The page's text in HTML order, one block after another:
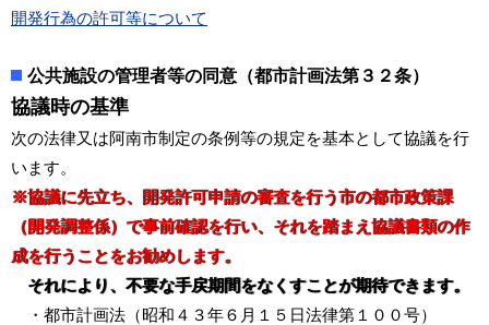
開発行為の許可等について
公共施設の管理者等の同意（都市計画法第３２条）
協議時の基準
次の法律又は阿南市制定の条例等の規定を基本として協議を行
います。
※協議に先立ち、開発許可申請の審査を行う市の都市政策課
（開発調整係）で事前確認を行い、それを踏まえ協議書類の作
成を行うことをお勧めします。
それにより、不要な手戻期間をなくすことが期待できます。
・都市計画法（昭和４３年６月１５日法律第１００号）